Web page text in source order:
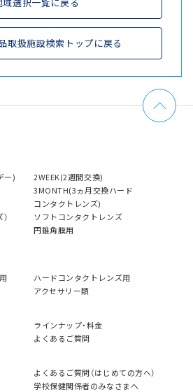
取扱施設検索トップに戻る
ー)
2WEEK(2週間交換)
3MONTH(3ヵ月交換ハード
コンタクトレンズ)
ソフトコンタクトレンズ
円錐角膜用
ハードコンタクトレンズ用
アクセサリー類
ラインナップ・料金
よくあるご質問
よくあるご質問（はじめての方へ）
学校保健関係者のみなさまへ